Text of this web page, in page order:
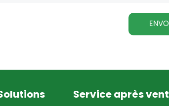
Service après